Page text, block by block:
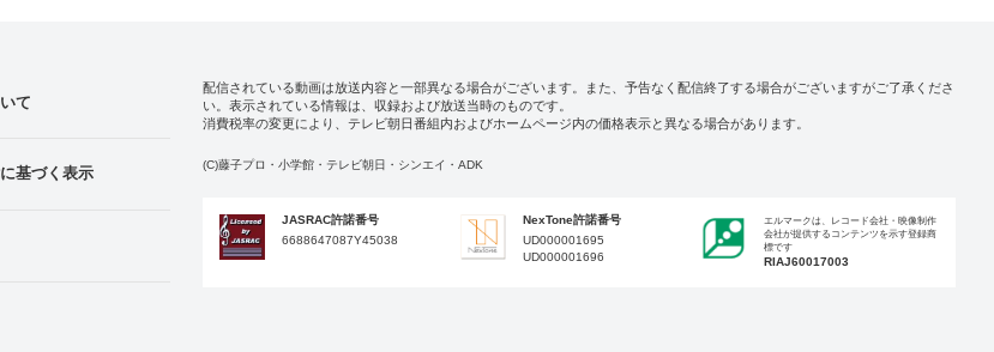
て
基づく表示
配信されている動画は放送内容と一部異なる場合がございます。また、予告なく配信終了する場合がございますがご了承くださ
い。表示されている情報は、収録および放送当時のものです。
消費税率の変更により、テレビ朝日番組内およびホームページ内の価格表示と異なる場合があります。
(C)藤子プロ・小学館・テレビ朝日・シンエイ・ADK
JASRAC許諾番号
6688647087Y45038
NexTone許諾番号
UD000001695
UD000001696
エルマークは、レコード会社・映像制作
会社が提供するコンテンツを示す登録商
標です
RIAJ60017003